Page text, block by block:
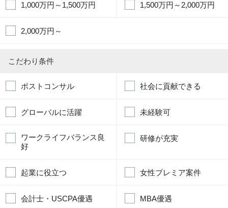
1,000万円～1,500万円 1,500万円～2,000万円
2,000万円～
こだわり条件
ポストコンサル 社会に貢献できる
グローバルに活躍 未経験可
ワークライフバランス良
好
研修が充実
起業に役立つ 女性プレミア案件
会計士・USCPA優遇 MBA優遇